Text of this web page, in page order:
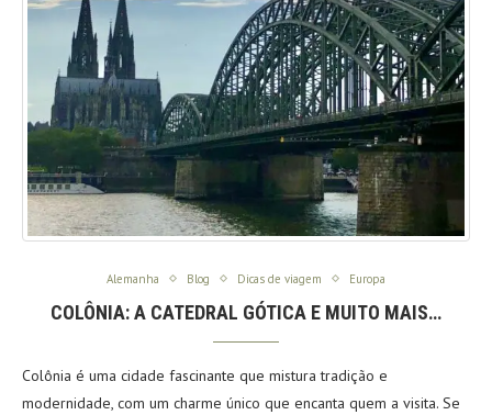
Alemanha Blog Dicas de viagem Europa
COLÔNIA: A CATEDRAL GÓTICA E MUITO MAIS…
Colônia é uma cidade fascinante que mistura tradição e
modernidade, com um charme único que encanta quem a visita. Se